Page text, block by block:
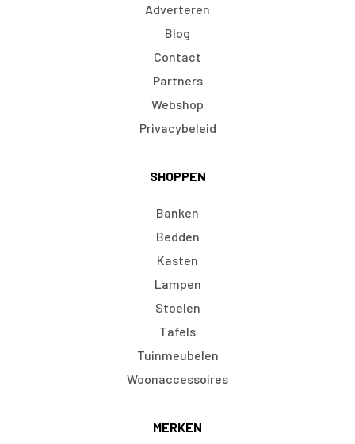
Adverteren
Blog
Contact
Partners
Webshop
Privacybeleid
SHOPPEN
Banken
Bedden
Kasten
Lampen
Stoelen
Tafels
Tuinmeubelen
Woonaccessoires
MERKEN